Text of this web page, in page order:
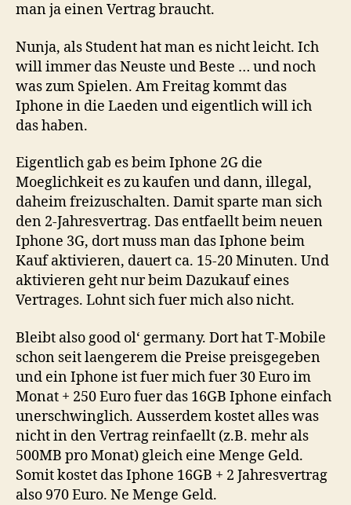
man ja einen Vertrag braucht.
Nunja, als Student hat man es nicht leicht. Ich
will immer das Neuste und Beste … und noch
was zum Spielen. Am Freitag kommt das
Iphone in die Laeden und eigentlich will ich
das haben.
Eigentlich gab es beim Iphone 2G die
Moeglichkeit es zu kaufen und dann, illegal,
daheim freizuschalten. Damit sparte man sich
den 2-Jahresvertrag. Das entfaellt beim neuen
Iphone 3G, dort muss man das Iphone beim
Kauf aktivieren, dauert ca. 15-20 Minuten. Und
aktivieren geht nur beim Dazukauf eines
Vertrages. Lohnt sich fuer mich also nicht.
Bleibt also good ol‘ germany. Dort hat T-Mobile
schon seit laengerem die Preise preisgegeben
und ein Iphone ist fuer mich fuer 30 Euro im
Monat + 250 Euro fuer das 16GB Iphone einfach
unerschwinglich. Ausserdem kostet alles was
nicht in den Vertrag reinfaellt (z.B. mehr als
500MB pro Monat) gleich eine Menge Geld.
Somit kostet das Iphone 16GB + 2 Jahresvertrag
also 970 Euro. Ne Menge Geld.